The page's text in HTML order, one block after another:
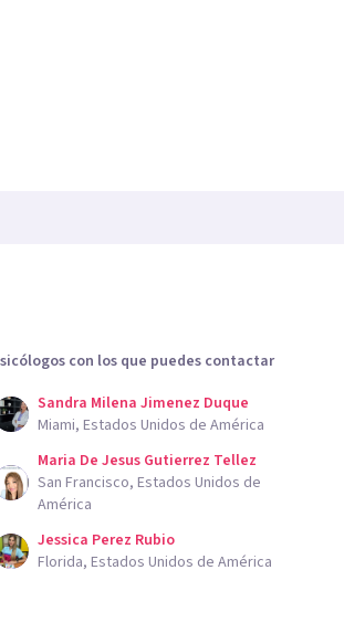
con los que puedes contactar
Sandra Milena Jimenez Duque
Miami, Estados Unidos de América
Maria De Jesus Gutierrez Tellez
San Francisco, Estados Unidos de
América
Jessica Perez Rubio
Florida, Estados Unidos de América